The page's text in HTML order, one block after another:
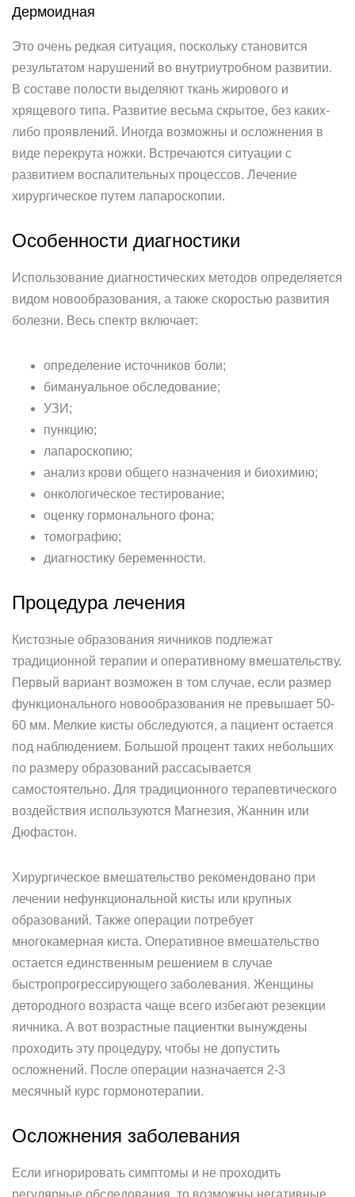
Дермоидная
Это очень редкая ситуация, поскольку становится
результатом нарушений во внутриутробном развитии.
В составе полости выделяют ткань жирового и
хрящевого типа. Развитие весьма скрытое, без каких-
либо проявлений. Иногда возможны и осложнения в
виде перекрута ножки. Встречаются ситуации с
развитием воспалительных процессов. Лечение
хирургическое путем лапароскопии.
Особенности диагностики
Использование диагностических методов определяется
видом новообразования, а также скоростью развития
болезни. Весь спектр включает:
определение источников боли;
бимануальное обследование;
УЗИ;
пункцию;
лапароскопию;
анализ крови общего назначения и биохимию;
онкологическое тестирование;
оценку гормонального фона;
томографию;
диагностику беременности.
Процедура лечения
Кистозные образования яичников подлежат
традиционной терапии и оперативному вмешательству.
Первый вариант возможен в том случае, если размер
функционального новообразования не превышает 50-
60 мм. Мелкие кисты обследуются, а пациент остается
под наблюдением. Большой процент таких небольших
по размеру образований рассасывается
самостоятельно. Для традиционного терапевтического
воздействия используются Магнезия, Жаннин или
Дюфастон.
Хирургическое вмешательство рекомендовано при
лечении нефункциональной кисты или крупных
образований. Также операции потребует
многокамерная киста. Оперативное вмешательство
остается единственным решением в случае
быстропрогрессирующего заболевания. Женщины
детородного возраста чаще всего избегают резекции
яичника. А вот возрастные пациентки вынуждены
проходить эту процедуру, чтобы не допустить
осложнений. После операции назначается 2-3
месячный курс гормонотерапии.
Осложнения заболевания
Если игнорировать симптомы и не проходить
регулярные обследования, то возможны негативные